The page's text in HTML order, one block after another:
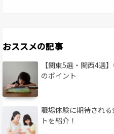
おススメの記事
【関東5選・関西4選
のポイント
職場体験に期待され
トを紹介！